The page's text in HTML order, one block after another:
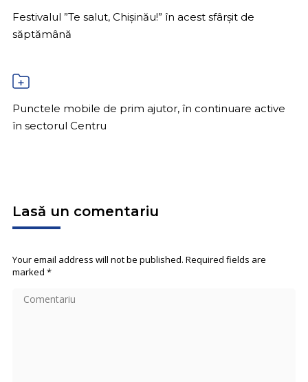
Festivalul ”Te salut, Chișinău!” în acest sfârșit de
săptămână
Punctele mobile de prim ajutor, în continuare active
în sectorul Centru
Lasă un comentariu
Your email address will not be published. Required fields are
marked *
Comentariu